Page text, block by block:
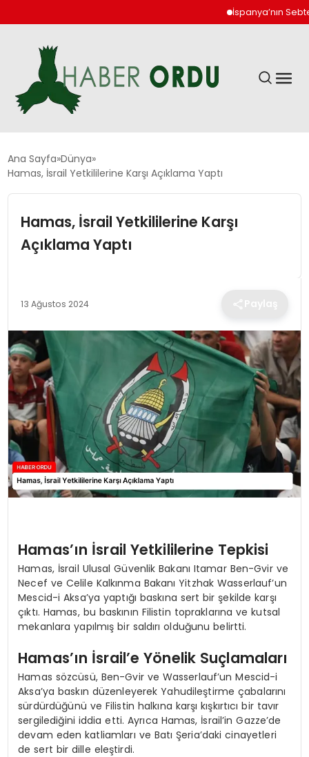
İspanya’nın Sebte
GÜNDEM
DÜNYA
EKONOMI
EĞITIM
MAGAZIN
SPOR
YAŞAM
Ana Sayfa Dünya
Hamas, İsrail Yetkililerine Karşı Açıklama Yaptı
Hamas, İsrail Yetkililerine Karşı
Açıklama Yaptı
13 Ağustos 2024
Hamas’ın İsrail Yetkililerine Tepkisi
Hamas, İsrail Ulusal Güvenlik Bakanı Itamar Ben-Gvir ve
Necef ve Celile Kalkınma Bakanı Yitzhak Wasserlauf’un
Mescid-i Aksa’ya yaptığı baskına sert bir şekilde karşı
çıktı. Hamas, bu baskının Filistin topraklarına ve kutsal
mekanlara yapılmış bir saldırı olduğunu belirtti.
Hamas’ın İsrail’e Yönelik Suçlamaları
Hamas sözcüsü, Ben-Gvir ve Wasserlauf’un Mescid-i
Aksa’ya baskın düzenleyerek Yahudileştirme çabalarını
sürdürdüğünü ve Filistin halkına karşı kışkırtıcı bir tavır
sergilediğini iddia etti. Ayrıca Hamas, İsrail’in Gazze’de
devam eden katliamları ve Batı Şeria’daki cinayetleri
de sert bir dille eleştirdi.